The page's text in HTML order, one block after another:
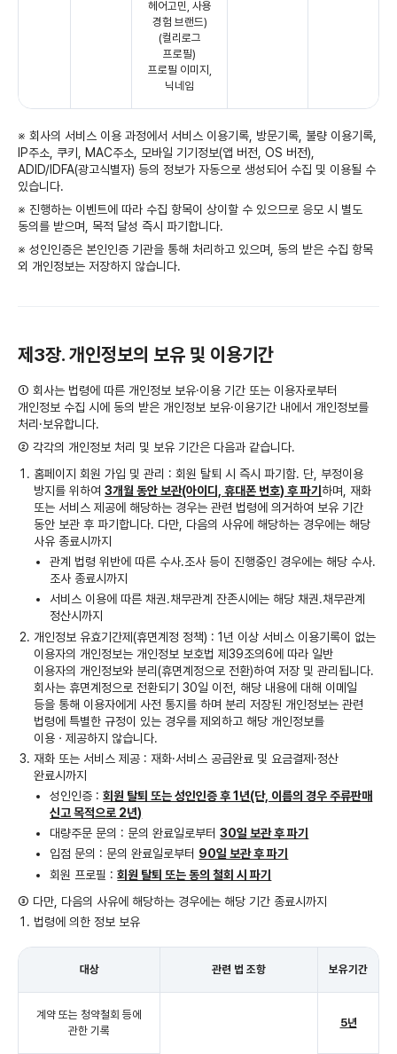
헤어고민, 사용
경험 브랜드)
(컬리로그
프로필)
프로필 이미지,
닉네임
※ 회사의 서비스 이용 과정에서 서비스 이용기록, 방문기록, 불량 이용기록,
IP주소, 쿠키, MAC주소, 모바일 기기정보(앱 버전, OS 버전),
ADID/IDFA(광고식별자) 등의 정보가 자동으로 생성되어 수집 및 이용될 수
있습니다.
※ 진행하는 이벤트에 따라 수집 항목이 상이할 수 있으므로 응모 시 별도
동의를 받으며, 목적 달성 즉시 파기합니다.
※ 성인인증은 본인인증 기관을 통해 처리하고 있으며, 동의 받은 수집 항목
외 개인정보는 저장하지 않습니다.
제3장. 개인정보의 보유 및 이용기간
① 회사는 법령에 따른 개인정보 보유·이용 기간 또는 이용자로부터
개인정보 수집 시에 동의 받은 개인정보 보유·이용기간 내에서 개인정보를
처리·보유합니다.
② 각각의 개인정보 처리 및 보유 기간은 다음과 같습니다.
홈페이지 회원 가입 및 관리 : 회원 탈퇴 시 즉시 파기함. 단, 부정이용
방지를 위하여3개월 동안 보관(아이디, 휴대폰 번호) 후 파기하며, 재화
또는 서비스 제공에 해당하는 경우는 관련 법령에 의거하여 보유 기간
동안 보관 후 파기합니다. 다만, 다음의 사유에 해당하는 경우에는 해당
사유 종료시까지
관계 법령 위반에 따른 수사․조사 등이 진행중인 경우에는 해당 수사․
조사 종료시까지
서비스 이용에 따른 채권․채무관계 잔존시에는 해당 채권․채무관계
정산시까지
개인정보 유효기간제(휴면계정 정책) : 1년 이상 서비스 이용기록이 없는
이용자의 개인정보는 개인정보 보호법 제39조의6에 따라 일반
이용자의 개인정보와 분리(휴면계정으로 전환)하여 저장 및 관리됩니다.
회사는 휴면계정으로 전환되기 30일 이전, 해당 내용에 대해 이메일
등을 통해 이용자에게 사전 통지를 하며 분리 저장된 개인정보는 관련
법령에 특별한 규정이 있는 경우를 제외하고 해당 개인정보를
이용ㆍ제공하지 않습니다.
재화 또는 서비스 제공 : 재화·서비스 공급완료 및 요금결제·정산
완료시까지
성인인증 :회원 탈퇴 또는 성인인증 후 1년(단, 이름의 경우 주류판매
신고 목적으로 2년)
대량주문 문의 : 문의 완료일로부터30일 보관 후 파기
입점 문의 : 문의 완료일로부터 90일 보관 후 파기
회원 프로필 :회원 탈퇴 또는 동의 철회 시 파기
③ 다만, 다음의 사유에 해당하는 경우에는 해당 기간 종료시까지
법령에 의한 정보 보유
대상 관련 법 조항 보유기간
계약 또는 청약철회 등에
관한 기록
5년